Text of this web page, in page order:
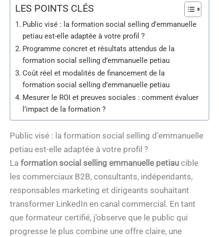
LES POINTS CLÉS
Public visé : la formation social selling d’emmanuelle
petiau est-elle adaptée à votre profil ?
Programme concret et résultats attendus de la
formation social selling d’emmanuelle petiau
Coût réel et modalités de financement de la
formation social selling d’emmanuelle petiau
Mesurer le ROI et preuves sociales : comment évaluer
l’impact de la formation ?
Public visé : la formation social selling d’emmanuelle
petiau est-elle adaptée à votre profil ?
La formation social selling emmanuelle petiau cible
les commerciaux B2B, consultants, indépendants,
responsables marketing et dirigeants souhaitant
transformer LinkedIn en canal commercial. En tant
que formateur certifié, j’observe que le public qui
progresse le plus combine une offre claire, une